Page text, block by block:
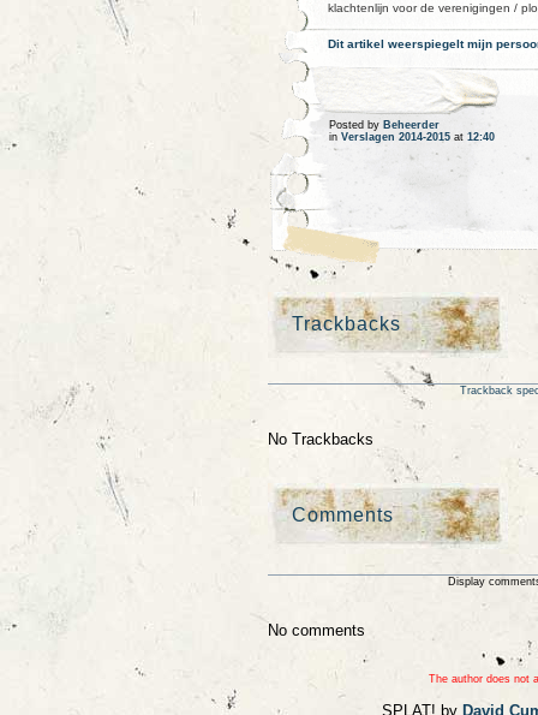
klachtenlijn voor de verenigingen /
Dit artikel weerspiegelt mijn
Posted by Beheerder
in Verslagen 2014-2015 at 12:40
Trackbacks
Trackback
No Trackbacks
Comments
Display
No comments
The author does not
SPLAT! by David